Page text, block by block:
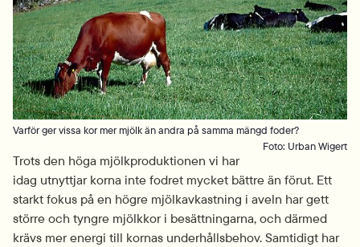
Varför ger vissa kor mer mjölk än andra på samma mängd foder?
Foto: Urban Wigert
Trots den höga mjölkproduktionen vi har
idag utnyttjar korna inte fodret mycket bättre än förut. Ett
starkt fokus på en högre mjölkavkastning i aveln har gett
större och tyngre mjölkkor i besättningarna, och därmed
krävs mer energi till kornas underhållsbehov. Samtidigt har